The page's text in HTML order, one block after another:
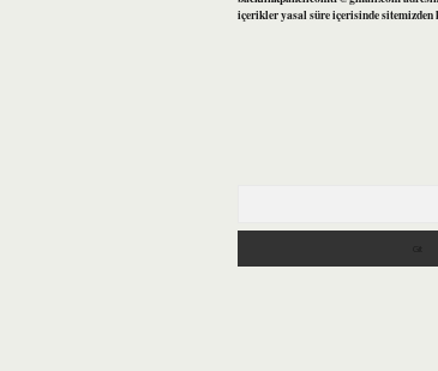
içerikler yasal süre içerisinde sitemizden